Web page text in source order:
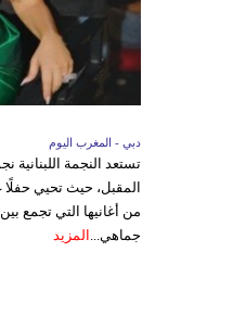
دبي - المغرب اليوم
تستعد النجمة
من أغانيها التي تجمع
جماهي... المزيد